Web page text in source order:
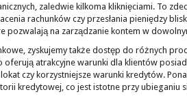
zaledwie kilkoma kliknięciami. To
rachunków czy przesłania pieniędzy
pozwalają na zarządzanie kontem w
zyskujemy także dostęp do różnych
oferują atrakcyjne warunki dla klientów
czy korzystniejsze warunki kredytów.
kredytowej, co jest istotne przy ubieganiu